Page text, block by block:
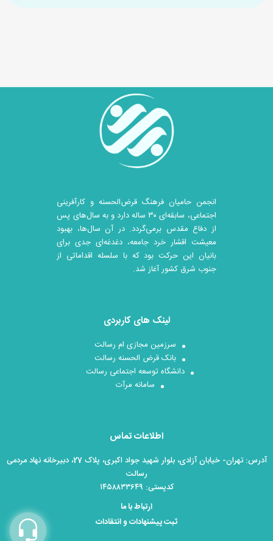
انجمن حامیان فرهنگ قرض‌الحسنه و کارآفرینی
اجتماعی، سابقه‌ای ۳۰ ساله دارد و به سال‌های پس
از دفاع مقدس برمی‌گردد. در آن سال‎‌ها، بهبود
معیشت اقشار خرد جامعه، دغدغه‌ای جدی برای
بانیان این حرکت بود که با سلسله اقداماتی از
جنوب شرق کشور آغاز شد.
لینک های کاربردی
سرزمین مجازی ام رسالت
بانک قرض الحسنه رسالت
دانشگاه توسعه اجتماعی رسالت
سامانه مرآت
اطلاعات تماس
آدرس: تهران- خیابان آزادی، بلوار شهید جواد اکبری، پلاک 27، دبیرخانه نهاد مردمی
رسالت
کدپستی: ۱۴۵۸۸۳۳۶۴۹
ارتباط با ما
ثبت پیشنهادات و انتقادات